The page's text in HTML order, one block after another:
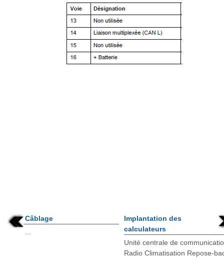
Câblage
Implantation des
calculateurs
Unité centrale de
Radio Climatisation Repose-